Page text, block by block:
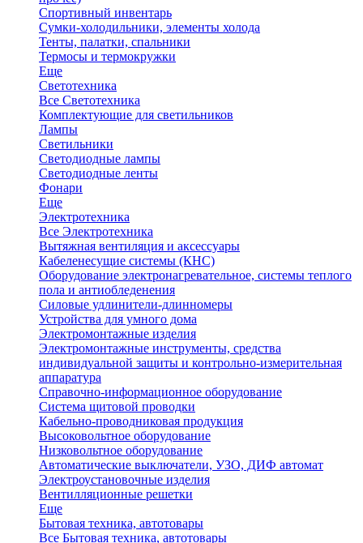
Спортивный инвентарь
Сумки-холодильники, элементы холода
Тенты, палатки, спальники
Термосы и термокружки
Еще
Светотехника
Все Светотехника
Комплектующие для светильников
Лампы
Светильники
Светодиодные лампы
Светодиодные ленты
Фонари
Еще
Электротехника
Все Электротехника
Вытяжная вентиляция и аксессуары
Кабеленесущие системы (КНС)
Оборудование электронагревательное, системы теплого
пола и антиобледенения
Силовые удлинители-длинномеры
Устройства для умного дома
Электромонтажные изделия
Электромонтажные инструменты, средства
индивидуальной защиты и контрольно-измерительная
аппаратура
Справочно-информационное оборудование
Система щитовой проводки
Кабельно-проводниковая продукция
Высоковольтное оборудование
Низковольтное оборудование
Автоматические выключатели, УЗО, ДИФ автомат
Электроустановочные изделия
Вентилляционные решетки
Еще
Бытовая техника, автотовары
Все Бытовая техника, автотовары